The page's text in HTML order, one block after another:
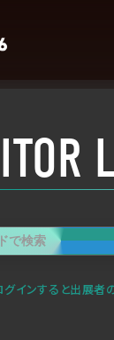
グインすると出展者